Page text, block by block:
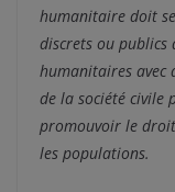
humanitaire doit
discrets ou publics
humanitaires avec
de la société civile
promouvoir le
les populations.